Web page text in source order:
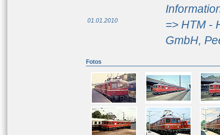
01.01.2010
=> HTM -
GmbH,
Fotos